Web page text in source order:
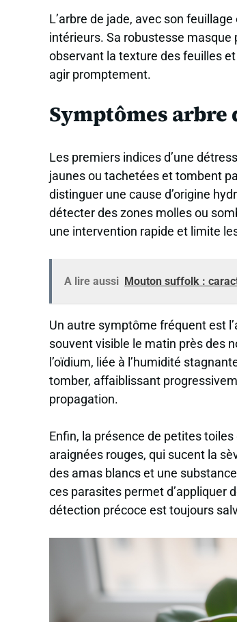
L’arbre de jade, avec son
intérieurs. Sa robustesse masque
observant la texture des feuilles
agir promptement.
Symptômes arbre
Les premiers indices d’une
jaunes ou tachetées et tombent
distinguer une cause d’origine
détecter des zones molles ou
une intervention rapide et limite
A lire aussi Mouton suffolk :
Un autre symptôme fréquent est
souvent visible le matin près des
l’oïdium, liée à l’humidité
tomber, affaiblissant
propagation.
Enfin, la présence de petites
araignées rouges, qui sucent la
des amas blancs et une
ces parasites permet d’appliquer
détection précoce est toujours